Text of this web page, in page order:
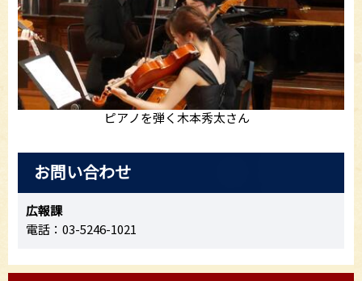
ピアノを弾く木本秀太さん
お問い合わせ
広報課
電話：03-5246-1021